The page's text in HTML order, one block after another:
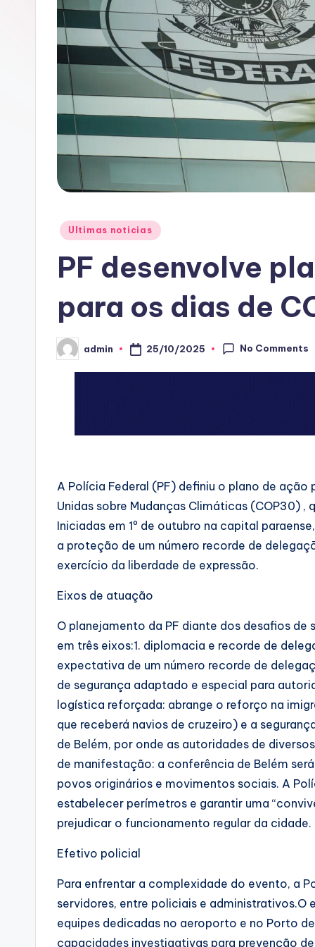
A
C
Posted
Ultimas noticias
PF desenvolve
para os dias de
Posted
by
admin 25/10/2025 No Comments
A Polícia Federal (PF) definiu o plano de
Unidas sobre Mudanças Climáticas (COP30) ,
Iniciadas em 1º de outubro na capital
a proteção de um número recorde de
exercício da liberdade de expressão.
Eixos de atuação
O planejamento da PF diante dos desafios
em três eixos:1. diplomacia e recorde de
expectativa de um número recorde de
de segurança adaptado e especial para
logística reforçada: abrange o reforço na
que receberá navios de cruzeiro) e a
de Belém, por onde as autoridades de
de manifestação: a conferência de Belém
povos originários e movimentos sociais. A
estabelecer perímetros e garantir uma
prejudicar o funcionamento regular da cidade.
Efetivo policial
Para enfrentar a complexidade do evento, a
servidores, entre policiais e administrativos.O
equipes dedicadas no aeroporto e no Porto
capacidades investigativas para prevenção